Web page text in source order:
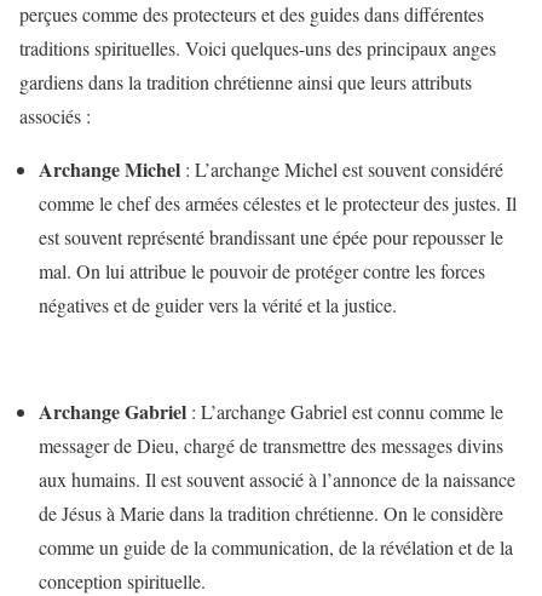
perçues comme des protecteurs et des guides dans différentes
traditions spirituelles. Voici quelques-uns des principaux anges
gardiens dans la tradition chrétienne ainsi que leurs attributs
associés :
Archange Michel : L’archange Michel est souvent considéré
comme le chef des armées célestes et le protecteur des justes. Il
est souvent représenté brandissant une épée pour repousser le
mal. On lui attribue le pouvoir de protéger contre les forces
négatives et de guider vers la vérité et la justice.
Archange Gabriel : L’archange Gabriel est connu comme le
messager de Dieu, chargé de transmettre des messages divins
aux humains. Il est souvent associé à l’annonce de la naissance
de Jésus à Marie dans la tradition chrétienne. On le considère
comme un guide de la communication, de la révélation et de la
conception spirituelle.